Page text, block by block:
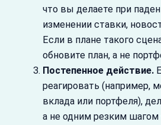
что вы делаете при
изменении ставки,
Если в плане такого
обновите план, а не
Постепенное действие.
реагировать (например,
вклада или портфеля),
а не одним резким